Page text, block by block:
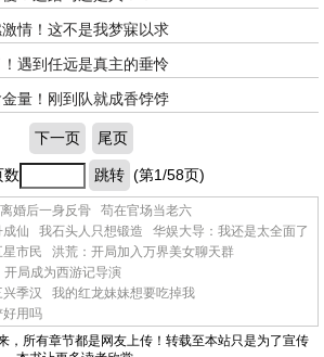
情！这不是我梦寐以求
遇到任远是真主的垂怜
量！刚到队就成香饽饽
下一页 尾页
数 跳转 (第1/58页)
婚后一身反骨
苟在官场当老六
仙
我石头人只想锻造
华娱大导：我还是太全面了
市民
洪荒：开局加入万界美女聊天群
开局成为西游记导演
季汉
我的红龙妹妹想要吃掉我
好用吗
，所有章节都是网友上传！转载至本站只是为了宣传